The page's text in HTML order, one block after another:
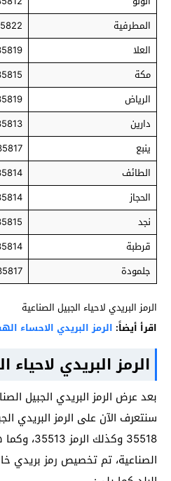
المطرفية
العلا
مكة
الرياض
دارين
ينبع
الطائف
الحجاز
نجد
قرطبة
جلمودة
الرمز البريدي لاحياء الجبيل الصناعية
اقرأ أيضاً: الرمز البريدي الاحساء
الرمز البريدي لاحياء
بعد عرض الرمز البريدي الجبيل
35518
الصناعية، تم تخصيص رمز بريدي